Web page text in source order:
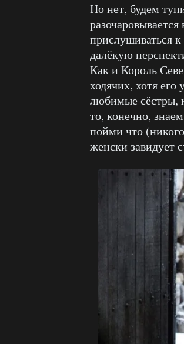
Но нет, будем
прислушиваться
далёкую
Как и Король
ходячих, хотя
любимые сёстры,
то, конечно,
пойми что
женски завидует